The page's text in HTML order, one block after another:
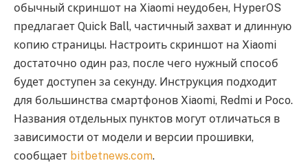
обычный скриншот на Xiaomi неудобен, HyperOS
предлагает Quick Ball, частичный захват и длинную
копию страницы. Настроить скриншот на Xiaomi
достаточно один раз, после чего нужный способ
будет доступен за секунду. Инструкция подходит
для большинства смартфонов Xiaomi, Redmi и Poco.
Названия отдельных пунктов могут отличаться в
зависимости от модели и версии прошивки,
сообщает bitbetnews.com.